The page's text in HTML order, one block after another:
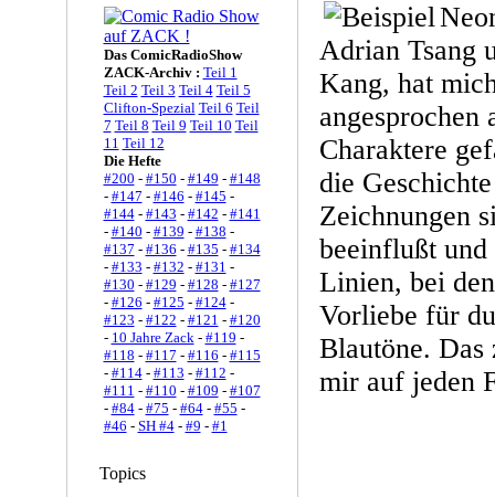
Das ComicRadioShow
ZACK-Archiv : Teil 1
Teil 2 Teil 3 Teil 4 Teil 5
Clifton-Spezial Teil 6 Teil
7 Teil 8 Teil 9 Teil 10 Teil
11 Teil 12
Die Hefte
#200 - #150 - #149 - #148
- #147 - #146 - #145 -
#144- #143 - #142 - #141
- #140 - #139 - #138 -
#137 - #136 - #135 - #134
- #133 - #132 - #131 -
#130 - #129 - #128 - #127
- #126 - #125 - #124-
#123 - #122 - #121 - #120
- 10 Jahre Zack- #119 -
#118 - #117 - #116 - #115
- #114- #113 - #112 -
#111 - #110 - #109 - #107
- #84- #75 - #64- #55 -
#46 - SH #4- #9 - #1
Topics
Adrian Tsang
Kang, hat
Charaktere
die
Zeichnungen
beeinflußt und
Linien, bei
Vorliebe für
Blautöne.
mir auf jeden